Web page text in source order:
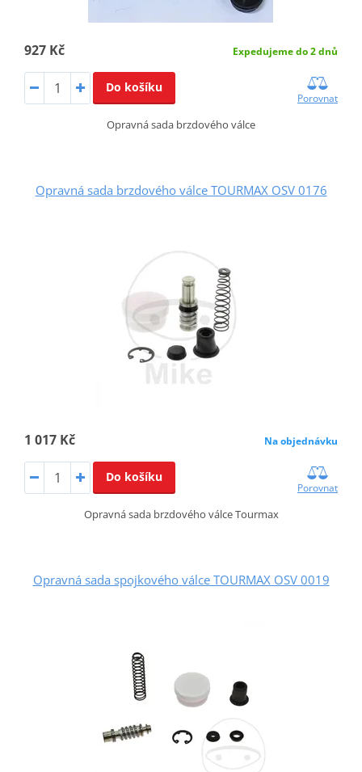
927 Kč Expedujeme do 2 dnů
Do košíku
Porovnat
Opravná sada brzdového válce
Opravná sada brzdového válce TOURMAX OSV 0176
1 017 Kč Na objednávku
Do košíku
Porovnat
Opravná sada brzdového válce Tourmax
Opravná sada spojkového válce TOURMAX OSV 0019